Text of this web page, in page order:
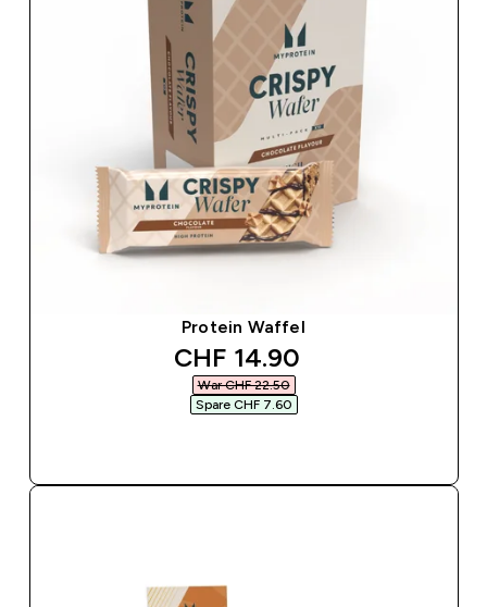
Protein Waffel
discounted price
CHF 14.90‎
War CHF 22.50‎
Spare CHF 7.60‎